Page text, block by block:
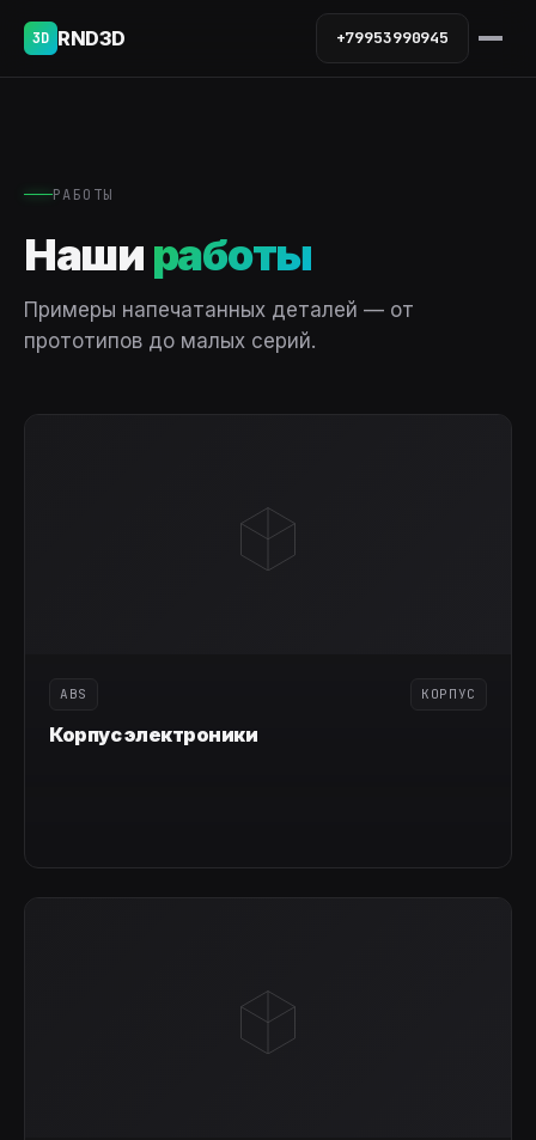
3D RND3D +79953990945
РАБОТЫ
Наши работы
Примеры напечатанных деталей — от
прототипов до малых серий.
ABS КОРПУС
Корпус электроники